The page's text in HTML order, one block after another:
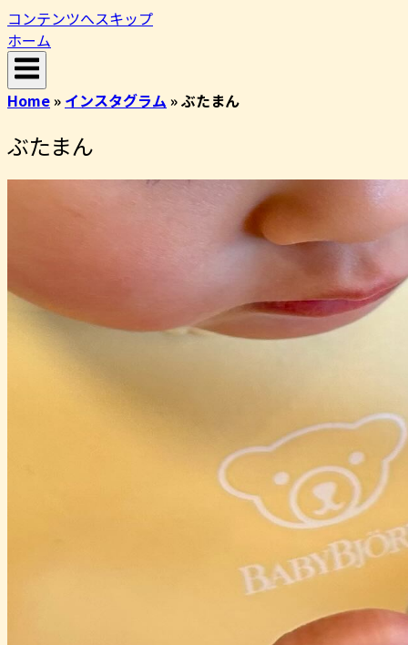
コンテンツへスキップ
ホーム
Home» インスタグラム »ぶたまん️
ぶたまん️